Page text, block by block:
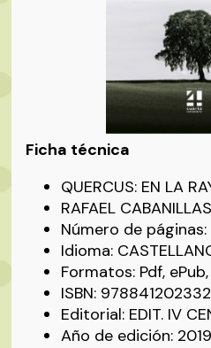
Ficha técnica
QUERCUS: EN LA
RAFAEL
Número de
Idioma:
Formatos: Pdf, ePub,
ISBN:
Editorial: EDIT. IV
Año de edición: 2019